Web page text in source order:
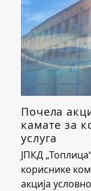
Почела
камате за
услуга
ЈПКД
кориснике
акција